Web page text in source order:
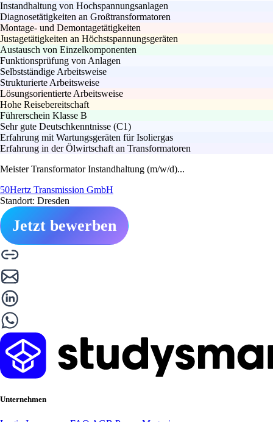
Instandhaltung von Hochspannungsanlagen
Diagnosetätigkeiten an Großtransformatoren
Montage- und Demontagetätigkeiten
Justagetätigkeiten an Höchstspannungsgeräten
Austausch von Einzelkomponenten
Funktionsprüfung von Anlagen
Selbstständige Arbeitsweise
Strukturierte Arbeitsweise
Lösungsorientierte Arbeitsweise
Hohe Reisebereitschaft
Führerschein Klasse B
Sehr gute Deutschkenntnisse (C1)
Erfahrung mit Wartungsgeräten für Isoliergas
Erfahrung in der Ölwirtschaft an Transformatoren
Meister Transformator Instandhaltung (m/w/d)...
50Hertz Transmission GmbH
Standort: Dresden
Jetzt bewerben
Unternehmen